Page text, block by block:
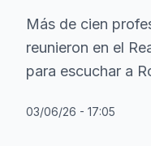
Más de cien
reunieron en el
para escuchar a
03/06/26 - 17:05